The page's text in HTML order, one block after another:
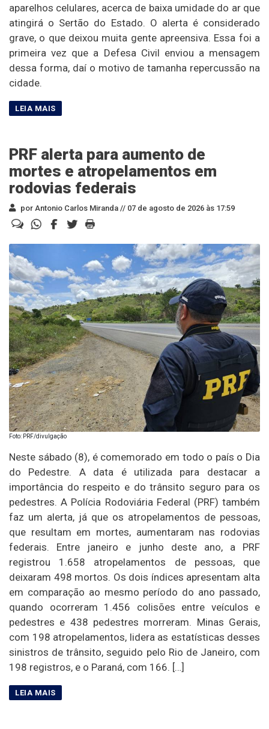
aparelhos celulares, acerca de baixa umidade do ar que
atingirá o Sertão do Estado. O alerta é considerado
grave, o que deixou muita gente apreensiva. Essa foi a
primeira vez que a Defesa Civil enviou a mensagem
dessa forma, daí o motivo de tamanha repercussão na
cidade.
PRF alerta para aumento de
mortes e atropelamentos em
rodovias federais
por Antonio Carlos Miranda // 07 de agosto de 2026 às 17:59
Foto: PRF/divulgação
Neste sábado (8), é comemorado em todo o país o Dia
do Pedestre. A data é utilizada para destacar a
importância do respeito e do trânsito seguro para os
pedestres. A Polícia Rodoviária Federal (PRF) também
faz um alerta, já que os atropelamentos de pessoas,
que resultam em mortes, aumentaram nas rodovias
federais. Entre janeiro e junho deste ano, a PRF
registrou 1.658 atropelamentos de pessoas, que
deixaram 498 mortos. Os dois índices apresentam alta
em comparação ao mesmo período do ano passado,
quando ocorreram 1.456 colisões entre veículos e
pedestres e 438 pedestres morreram. Minas Gerais,
com 198 atropelamentos, lidera as estatísticas desses
sinistros de trânsito, seguido pelo Rio de Janeiro, com
198 registros, e o Paraná, com 166. […]